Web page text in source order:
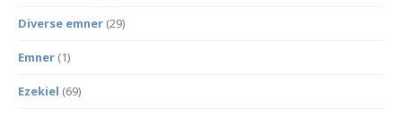
Diverse emner (29)
Emner (1)
Ezekiel (69)